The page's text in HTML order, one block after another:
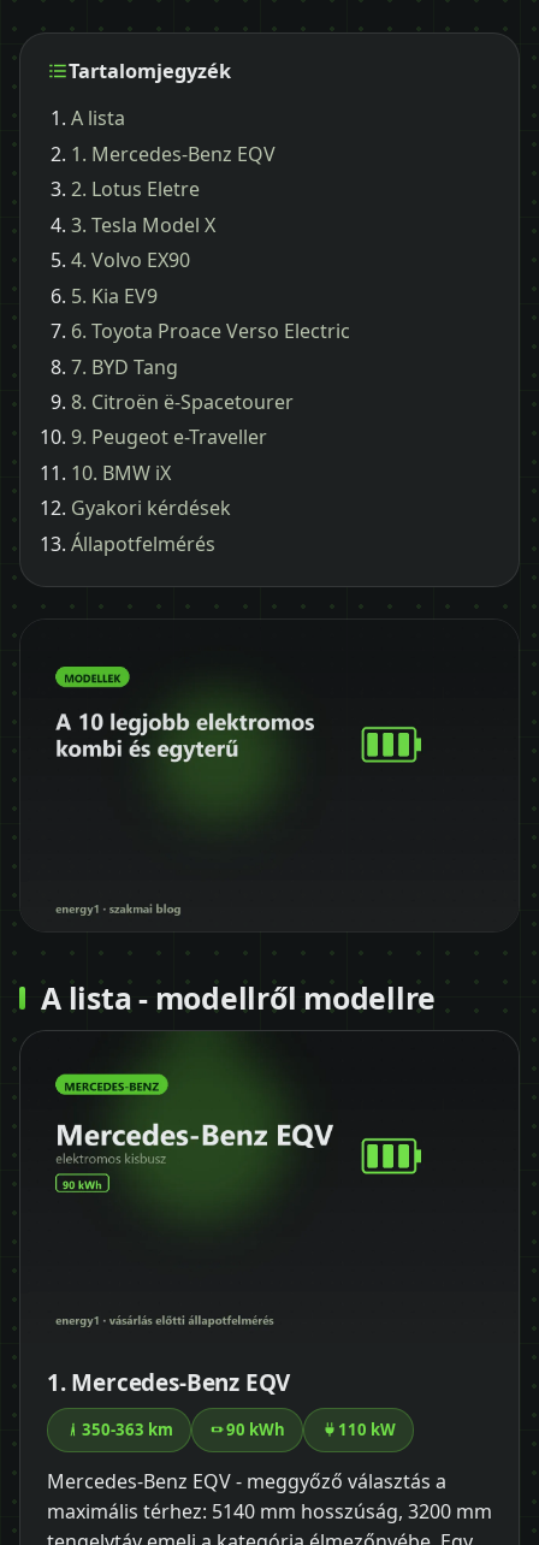
Tartalomjegyzék
A lista
1. Mercedes-Benz EQV
2. Lotus Eletre
3. Tesla Model X
4. Volvo EX90
5. Kia EV9
6. Toyota Proace Verso Electric
7. BYD Tang
8. Citroën ë-Spacetourer
9. Peugeot e-Traveller
10. BMW iX
Gyakori kérdések
Állapotfelmérés
A lista - modellről modellre
1. Mercedes-Benz EQV
350-363 km 90 kWh 110 kW
Mercedes-Benz EQV - meggyőző választás a
maximális térhez: 5140 mm hosszúság, 3200 mm